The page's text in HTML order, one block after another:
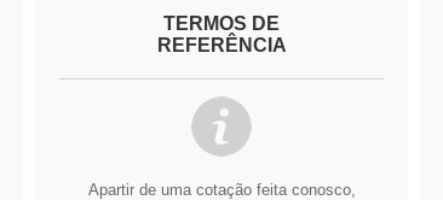
TERMOS DE
REFERÊNCIA
Apartir de uma cotação feita conosco,